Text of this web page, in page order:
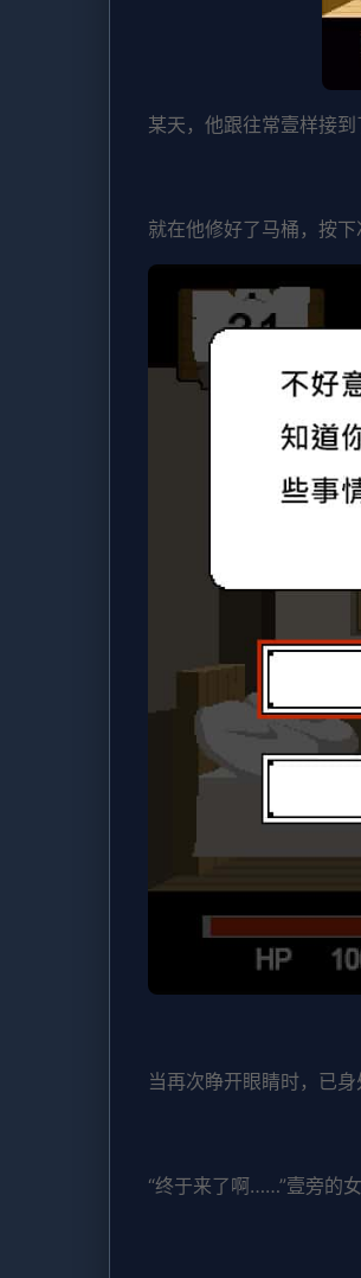
某天，他跟往常壹样接到
就在他修好了马桶，按
当再次睁开眼睛时，已身
“终于来了啊……”壹旁的